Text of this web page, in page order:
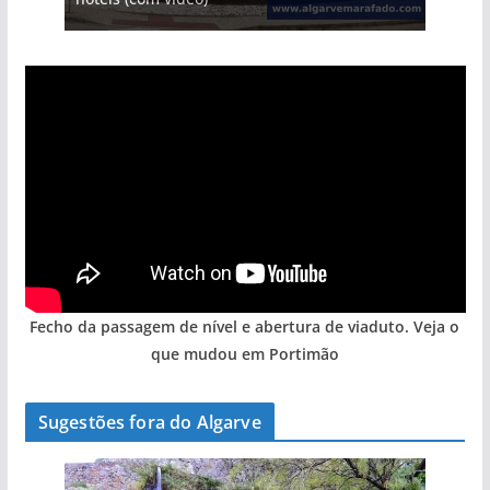
Fecho da passagem de nível e abertura de viaduto. Veja o
que mudou em Portimão
Sugestões fora do Algarve